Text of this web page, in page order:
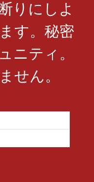
りにしよ
す。秘密
ニティ。
せん。